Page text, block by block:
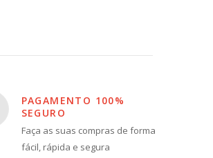
PAGAMENTO 100%
SEGURO
Faça as suas compras de forma
fácil, rápida e segura